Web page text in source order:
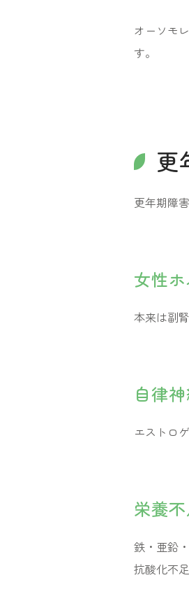
オーソモ
す。
更
更年期障
女性
本来は副
自律
エストロ
栄養
鉄・亜鉛
抗酸化不